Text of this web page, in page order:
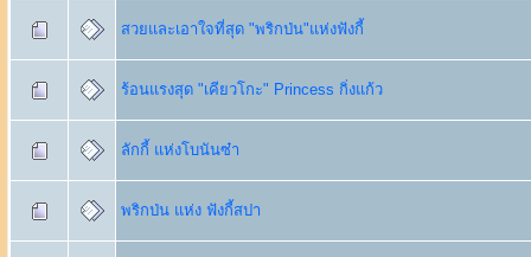
สวยและเอาใจที่สุด "พริกป่น"แห่งฟังกี้
ร้อนแรงสุด "เคียวโกะ" Princess กิ่งแก้ว
ลักกี้ แห่งโบนันซ๋า
พริกป่น แห่ง ฟังกี้สปา